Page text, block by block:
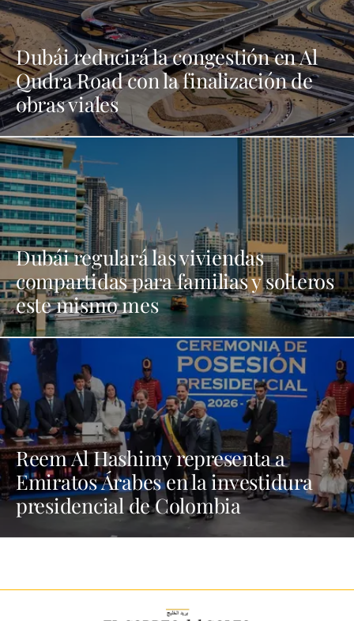
Dubái reducirá la congestión en Al
Qudra Road con la finalización de
obras viales
Dubái regulará las viviendas
compartidas para familias y solteros
este mismo mes
Reem Al Hashimy representa a
Emiratos Árabes en la investidura
presidencial de Colombia